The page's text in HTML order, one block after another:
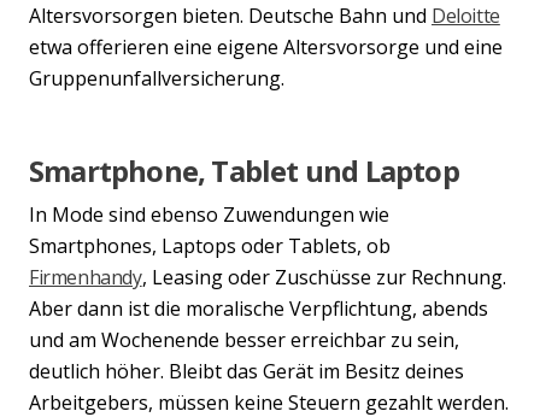
Altersvorsorgen bieten. Deutsche Bahn und Deloitte
etwa offerieren eine eigene Altersvorsorge und eine
Gruppenunfallversicherung.
Smartphone, Tablet und Laptop
In Mode sind ebenso Zuwendungen wie
Smartphones, Laptops oder Tablets, ob
Firmenhandy, Leasing oder Zuschüsse zur Rechnung.
Aber dann ist die moralische Verpflichtung, abends
und am Wochenende besser erreichbar zu sein,
deutlich höher. Bleibt das Gerät im Besitz deines
Arbeitgebers, müssen keine Steuern gezahlt werden.